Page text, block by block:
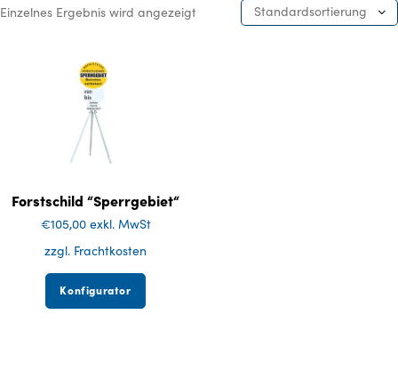
Einzelnes Ergebnis wird angezeigt Standardsortierung
Forstschild “Sperrgebiet“
€105,00 exkl. MwSt
zzgl. Frachtkosten
Konfigurator